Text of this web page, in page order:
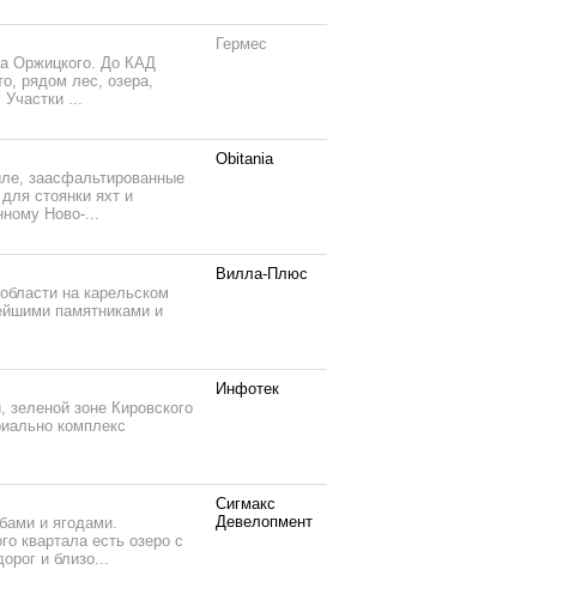
Оржицкого. До КАД
рядом лес, озера,
Участки ...
Гермес
заасфальтированные
стоянки яхт и
Ново-...
Obitania
на карельском
памятниками и
Вилла-Плюс
зеленой зоне Кировского
комплекс
Инфотек
и ягодами.
квартала есть озеро с
и близо...
Сигмакс
Девелопмент